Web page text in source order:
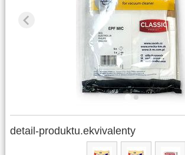
detail-produktu.ekvivalenty